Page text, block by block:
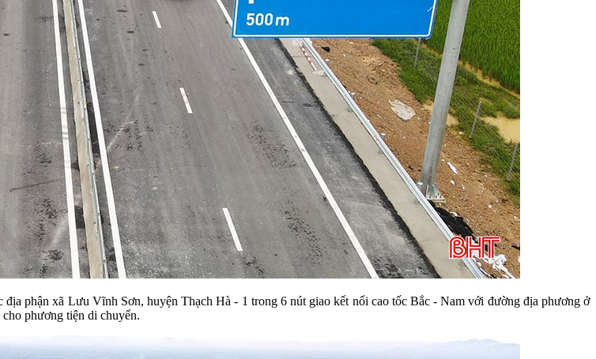
phận xã Lưu Vĩnh Sơn, huyện Thạch Hà - 1 trong 6 nút giao kết nối cao tốc Bắc - Nam với đường địa phương ở
phương tiện di chuyển.